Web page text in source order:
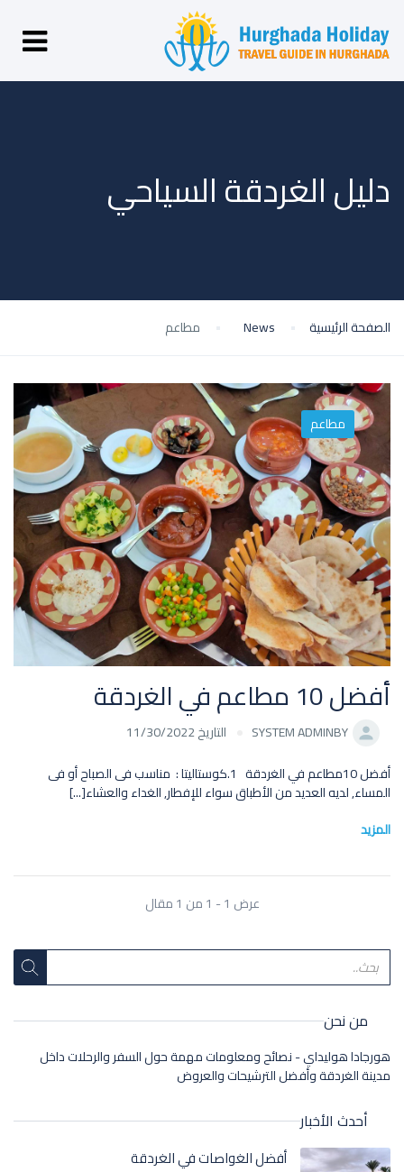
دليل الغردقة السياحي
الصفحة الرئيسية News مطاعم
مطاعم
أفضل 10 مطاعم في الغردقة
BY
SYSTEM ADMIN
التاريخ 11/30/2022
أفضل 10مطاعم في الغردقة 1.كوستاليتا : مناسب فى الصباح أو فى
المساء, لديه العديد من الأطباق سواء للإفطار, الغداء والعشاء[...]
المزيد
عرض 1 - 1 من 1 مقال
من نحن
هورجادا هوليداي - نصائح ومعلومات مهمة حول السفر والرحلات داخل
مدينة الغردقة وأفضل الترشيحات والعروض
أحدث الأخبار
أفضل الغواصات في الغردقة